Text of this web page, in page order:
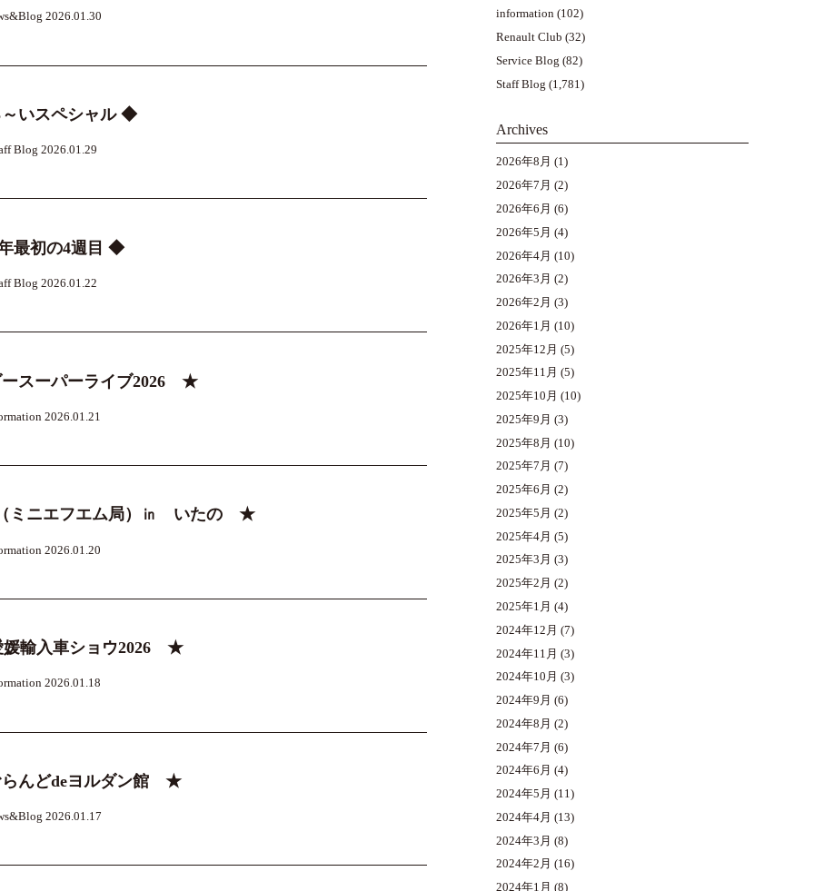
2026.01.30
いスペシャル ◆
Blog 2026.01.29
最初の4週目 ◆
Blog 2026.01.22
スーパーライブ2026 ★
2026.01.21
ミニエフエム局）㏌ いたの ★
2026.01.20
輸入車ショウ2026 ★
2026.01.18
んどdeヨルダン館 ★
2026.01.17
information(102)
Renault Club (32)
Service Blog (82)
Staff Blog (1,781)
Archives
2026年8月 (1)
2026年7月 (2)
2026年6月 (6)
2026年5月 (4)
2026年4月 (10)
2026年3月 (2)
2026年2月 (3)
2026年1月 (10)
2025年12月 (5)
2025年11月 (5)
2025年10月 (10)
2025年9月 (3)
2025年8月 (10)
2025年7月 (7)
2025年6月 (2)
2025年5月 (2)
2025年4月 (5)
2025年3月 (3)
2025年2月 (2)
2025年1月 (4)
2024年12月 (7)
2024年11月 (3)
2024年10月 (3)
2024年9月 (6)
2024年8月 (2)
2024年7月 (6)
2024年6月 (4)
2024年5月 (11)
2024年4月 (13)
2024年3月 (8)
2024年2月 (16)
2024年1月 (8)